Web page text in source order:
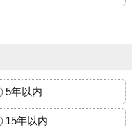
5年以内
15年以内